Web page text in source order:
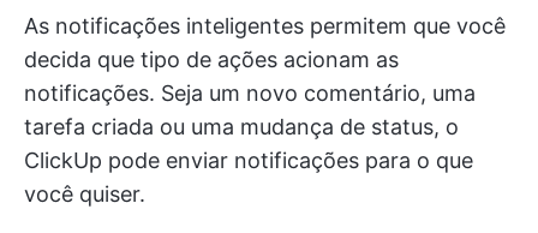
As notificações inteligentes permitem que você
decida que tipo de ações acionam as
notificações. Seja um novo comentário, uma
tarefa criada ou uma mudança de status, o
ClickUp pode enviar notificações para o que
você quiser.